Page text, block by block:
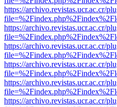
https://archivo.revistas.ucr.ac.cr/
https://archivo.revistas.ucr.ac.cr/
https://archivo.revistas.ucr.ac.cr/
https://archivo.revistas.ucr.ac.cr/
https://archivo.revistas.ucr.ac.cr/
https://archivo.revistas.ucr.ac.cr/